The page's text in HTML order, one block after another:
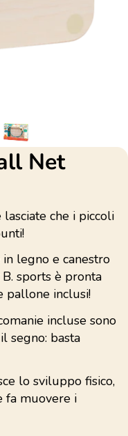
Net
che i piccoli
legno e canestro
sports è pronta
pallone inclusi!
incluse sono
segno: basta
lo sviluppo fisico,
fa muovere i